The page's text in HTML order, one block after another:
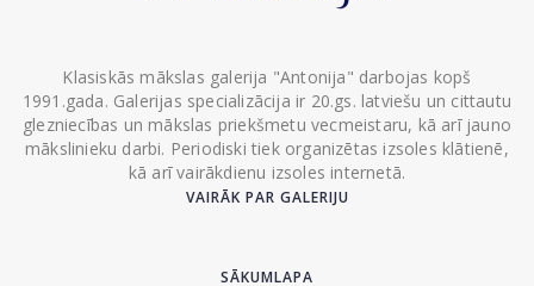
Klasiskās mākslas galerija "Antonija" darbojas kopš
1991.gada. Galerijas specializācija ir 20.gs. latviešu un cittautu
glezniecības un mākslas priekšmetu vecmeistaru, kā arī jauno
mākslinieku darbi. Periodiski tiek organizētas izsoles klātienē,
kā arī vairākdienu izsoles internetā.
VAIRĀK PAR GALERIJU
SĀKUMLAPA